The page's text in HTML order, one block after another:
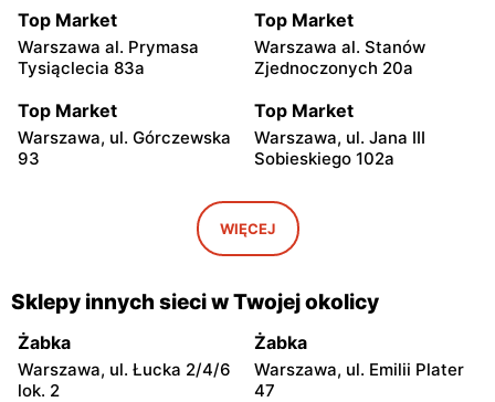
Top Market
Warszawa al. Prymasa
Tysiąclecia 83a
Top Market
Warszawa al. Stanów
Zjednoczonych 20a
Top Market
Warszawa, ul. Górczewska
93
Top Market
Warszawa, ul. Jana III
Sobieskiego 102a
Warszawa, ul. Smoleńska
Top Market
Warszawa, ul. Żwirki i
Wigury 17
Top Market
Warszawa al. Krakowska
274
Top Market
Warszawa, ul. Władysława
Broniewskiego 37
Top Market Top Market
WIĘCEJ
Sklepy innych sieci w Twojej okolicy
Żabka
Warszawa, ul. Łucka 2/4/6
lok. 2
Żabka
Warszawa, ul. Emilii Plater
47